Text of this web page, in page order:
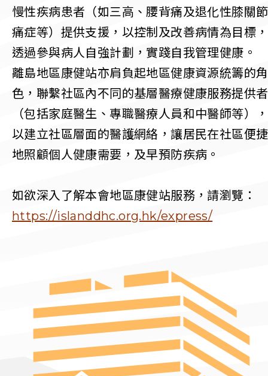
慢性疾病患者（如三高、腰背痛及退化性膝關節
痛症等）提供支援，以控制及改善病情為目標，
透過參與病人自強計劃，實踐自我管理健康。
離島地區康健站亦肩負起地區健康資源統籌的角
色，聯繫社區內不同的基層醫療健康服務提供者
（包括家庭醫生、專職醫療人員和中醫師等），
以建立社區層面的醫護網絡，讓居民在社區便捷
地照顧個人健康需要，及早預防疾病。
如欲深入了解本會地區康健站服務，請瀏覽：
https://islanddhc.org.hk/express/